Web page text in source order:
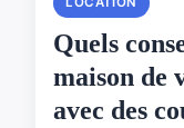
Quels
maison de
avec des